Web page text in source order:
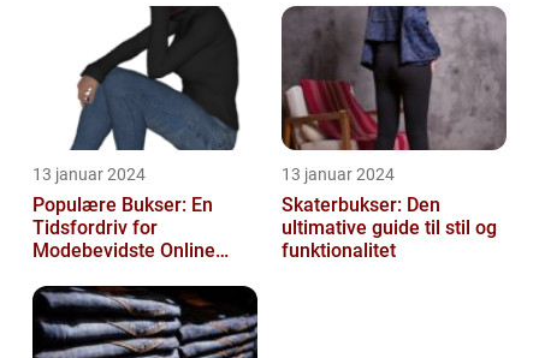
handelskunder
13 januar 2024
Populære Bukser: En
Tidsfordriv for
Modebevidste Online
13 januar 2024
Skaterbukser: Den
ultimative guide til stil og
funktionalitet